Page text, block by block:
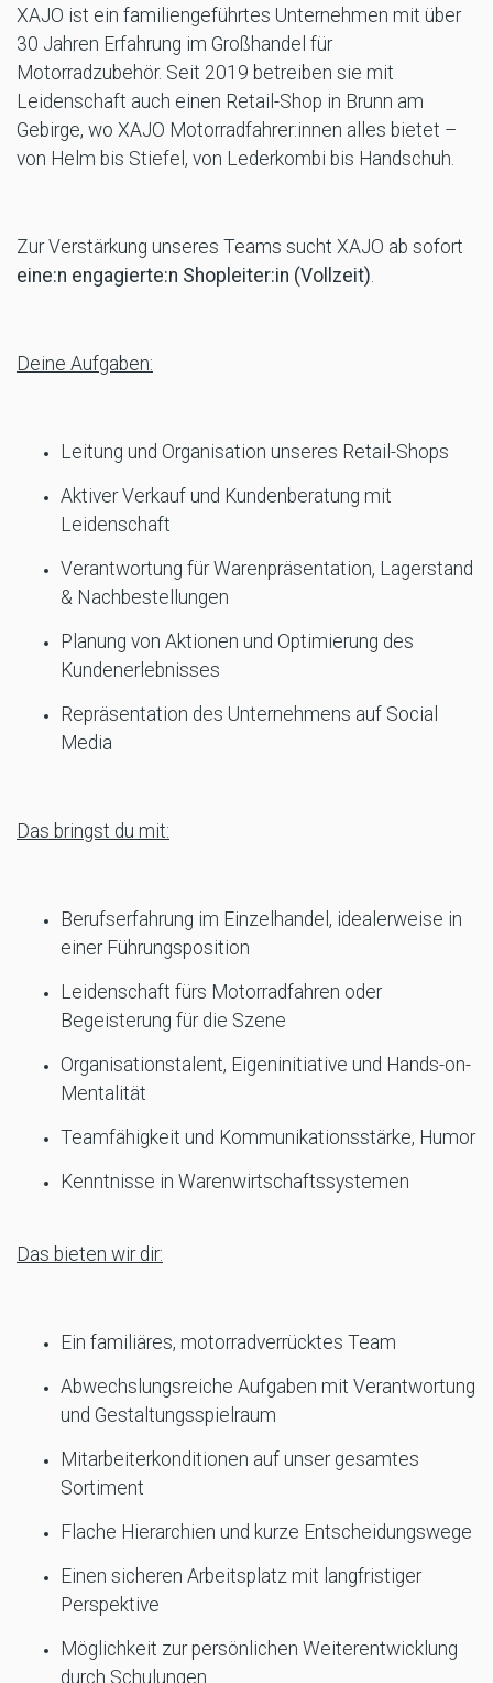
XAJO ist ein familiengeführtes Unternehmen mit über
30 Jahren Erfahrung im Großhandel für
Motorradzubehör. Seit 2019 betreiben sie mit
Leidenschaft auch einen Retail-Shop in Brunn am
Gebirge, wo XAJO Motorradfahrer:innen alles bietet –
von Helm bis Stiefel, von Lederkombi bis Handschuh.
Zur Verstärkung unseres Teams sucht XAJO ab sofort
eine:n engagierte:n Shopleiter:in (Vollzeit)
Deine Aufgaben:
Leitung und Organisation unseres Retail-Shops
Aktiver Verkauf und Kundenberatung mit
Leidenschaft
Verantwortung für Warenpräsentation, Lagerstand
& Nachbestellungen
Planung von Aktionen und Optimierung des
Kundenerlebnisses
Repräsentation des Unternehmens auf Social
Media
Das bringst du mit:
Berufserfahrung im Einzelhandel, idealerweise in
einer Führungsposition
Leidenschaft fürs Motorradfahren oder
Begeisterung für die Szene
Organisationstalent, Eigeninitiative und Hands-on-
Mentalität
Teamfähigkeit und Kommunikationsstärke, Humor
Kenntnisse in Warenwirtschaftssystemen
Das bieten wir dir:
Ein familiäres, motorradverrücktes Team
Abwechslungsreiche Aufgaben mit Verantwortung
und Gestaltungsspielraum
Mitarbeiterkonditionen auf unser gesamtes
Sortiment
Flache Hierarchien und kurze Entscheidungswege
Einen sicheren Arbeitsplatz mit langfristiger
Perspektive
Möglichkeit zur persönlichen Weiterentwicklung
durch Schulungen